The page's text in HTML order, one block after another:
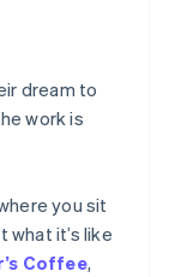
dream to
work is
you sit
what it’s like
Coffee,